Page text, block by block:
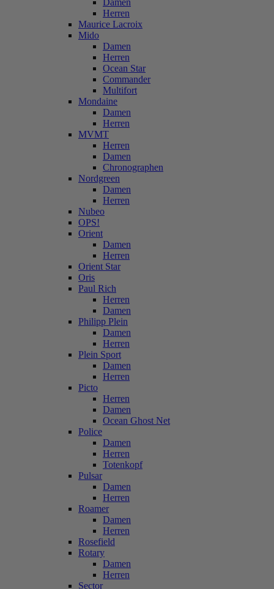
Damen
Herren
Maurice Lacroix
Mido
Damen
Herren
Ocean Star
Commander
Multifort
Mondaine
Damen
Herren
MVMT
Herren
Damen
Chronographen
Nordgreen
Damen
Herren
Nubeo
OPS!
Orient
Damen
Herren
Orient Star
Oris
Paul Rich
Herren
Damen
Philipp Plein
Damen
Herren
Plein Sport
Damen
Herren
Picto
Herren
Damen
Ocean Ghost Net
Police
Damen
Herren
Totenkopf
Pulsar
Damen
Herren
Roamer
Damen
Herren
Rosefield
Rotary
Damen
Herren
Sector